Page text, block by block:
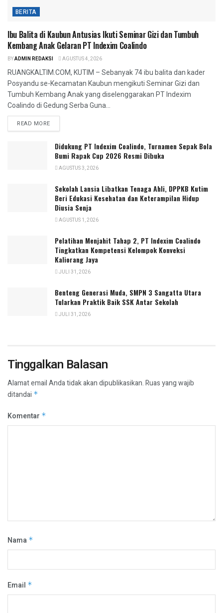
BERITA
Ibu Balita di Kaubun Antusias Ikuti Seminar Gizi dan Tumbuh
Kembang Anak Gelaran PT Indexim Coalindo
BYADMIN REDAKSI AGUSTUS 4, 2026
RUANGKALTIM.COM, KUTIM – Sebanyak 74 ibu balita dan kader
Posyandu se-Kecamatan Kaubun mengikuti Seminar Gizi dan
Tumbuh Kembang Anak yang diselenggarakan PT Indexim
Coalindo di Gedung Serba Guna...
READ MORE
Didukung PT Indexim Coalindo, Turnamen Sepak Bola
Bumi Rapak Cup 2026 Resmi Dibuka
AGUSTUS 3, 2026
Sekolah Lansia Libatkan Tenaga Ahli, DPPKB Kutim
Beri Edukasi Kesehatan dan Keterampilan Hidup
Diusia Senja
AGUSTUS 1, 2026
Pelatihan Menjahit Tahap 2, PT Indexim Coalindo
Tingkatkan Kompetensi Kelompok Konveksi
Kaliorang Jaya
JULI 31, 2026
Benteng Generasi Muda, SMPN 3 Sangatta Utara
Tularkan Praktik Baik SSK Antar Sekolah
JULI 31, 2026
Tinggalkan Balasan
Alamat email Anda tidak akan dipublikasikan.Ruas yang wajib
ditandai *
Komentar *
Nama *
Email *